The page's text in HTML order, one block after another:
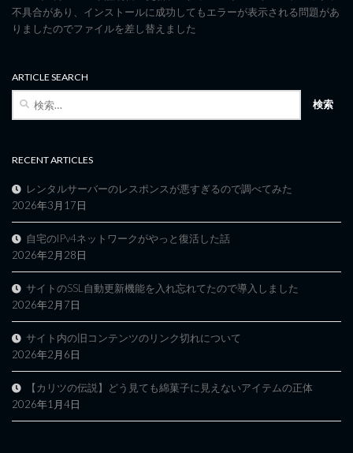
不具合があり、インストールに成功してもエラーが表示される問題があ
りましたのでファイルを差し替えました
ARTICLE SEARCH
RECENT ARTICLES
レンタルサーバーのレスポンスが悪すぎるので調べてみた
2026年3月17日
自宅のIPv4ネットワークがやっと復活した話
2026年2月28日
サイトのSSL自動更新機能を入れ忘れてたので導入しました
2026年2月7日
サイト内の旧コンテンツのリンク切れについて
2026年2月6日
【カリツの伝説】どう見ても綿菓子に見えないアイテムの正体
2026年1月4日